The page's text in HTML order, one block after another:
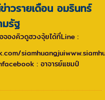
าวรายเดือน อมรินทร์
รัฐ
จองคิวดูฮวงจุ้ยได้ที่Line :
: อาจารย์แชมป์